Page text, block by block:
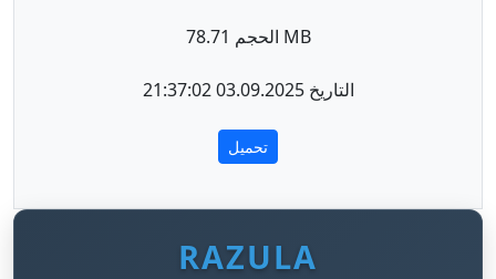
الحجم 78.71 MB
التاريخ 03.09.2025 21:37:02
تحميل
RAZULA